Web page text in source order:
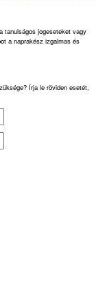
tanulságos jogeseteket vagy
a naprakész izgalmas és
Írja le röviden esetét,